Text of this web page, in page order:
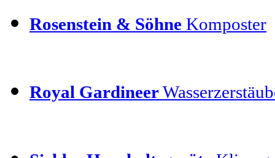
Rosenstein & Söhne Komposter
Royal Gardineer